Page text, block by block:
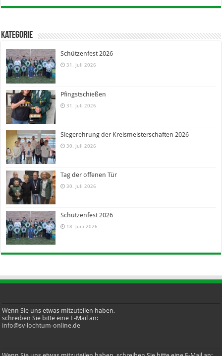
Kategorie
Schützenfest 2026
31. Juli 2026
Pfingstschießen
31. Juli 2026
Siegerehrung der Kreismeisterschaften 2026
30. Juli 2026
Tag der offenen Tür
30. Juli 2026
Schützenfest 2026
18. Juni 2026
Wenn Sie uns etwas mitzuteilen haben,
schreiben Sie bitte eine E-Mail an:
info@sv-lochtum-online.de